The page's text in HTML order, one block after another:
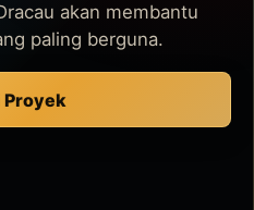
akan membantu
paling berguna.
Proyek